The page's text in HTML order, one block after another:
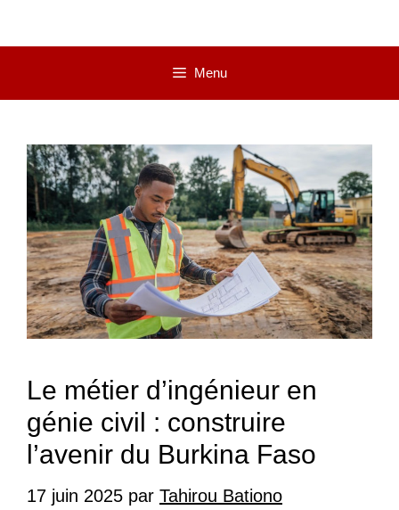
Menu
Le métier d’ingénieur en
génie civil : construire
l’avenir du Burkina Faso
17 juin 2025 par Tahirou Bationo